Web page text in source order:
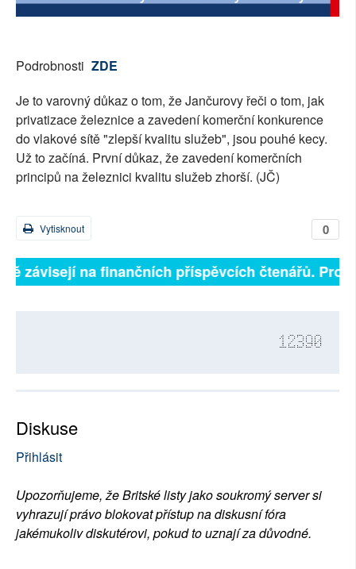
SOCIÁLNÍ SÍTĚ
PLNÁ VERZE STRÁNEK
Podrobnosti ZDE
Je to varovný důkaz o tom, že Jančurovy řeči o tom, jak
privatizace železnice a zavedení komerční konkurence
do vlakové sítě "zlepší kvalitu služeb", jsou pouhé kecy.
Už to začíná. První důkaz, že zavedení komerčních
principů na železnici kvalitu služeb zhorší. (JČ)
0
Vytisknout
závisejí na finančních příspěvcích čtenářů.
12390
Diskuse
Přihlásit
Upozorňujeme, že Britské listy jako soukromý server si
vyhrazují právo blokovat přístup na diskusní fóra
jakémukoliv diskutérovi, pokud to uznají za důvodné.